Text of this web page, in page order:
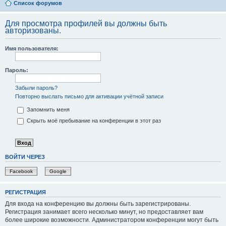
Список форумов
Для просмотра профилей вы должны быть
авторизованы.
Имя пользователя:
Пароль:
Забыли пароль?
Повторно выслать письмо для активации учётной записи
Запомнить меня
Скрыть моё пребывание на конференции в этот раз
ВОЙТИ ЧЕРЕЗ
Facebook Google
РЕГИСТРАЦИЯ
Для входа на конференцию вы должны быть зарегистрированы.
Регистрация занимает всего несколько минут, но предоставляет вам
более широкие возможности. Администратором конференции могут быть